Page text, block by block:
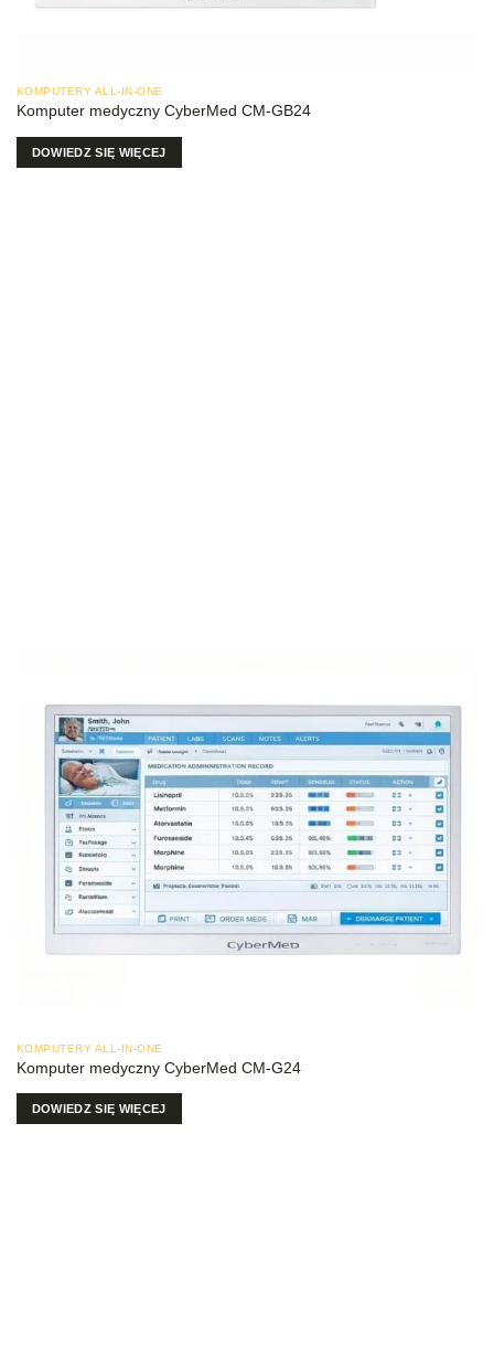
KOMPUTERY ALL-IN-ONE
Komputer medyczny CyberMed CM-GB24
DOWIEDZ SIĘ WIĘCEJ
KOMPUTERY ALL-IN-ONE
Komputer medyczny CyberMed CM-G24
DOWIEDZ SIĘ WIĘCEJ